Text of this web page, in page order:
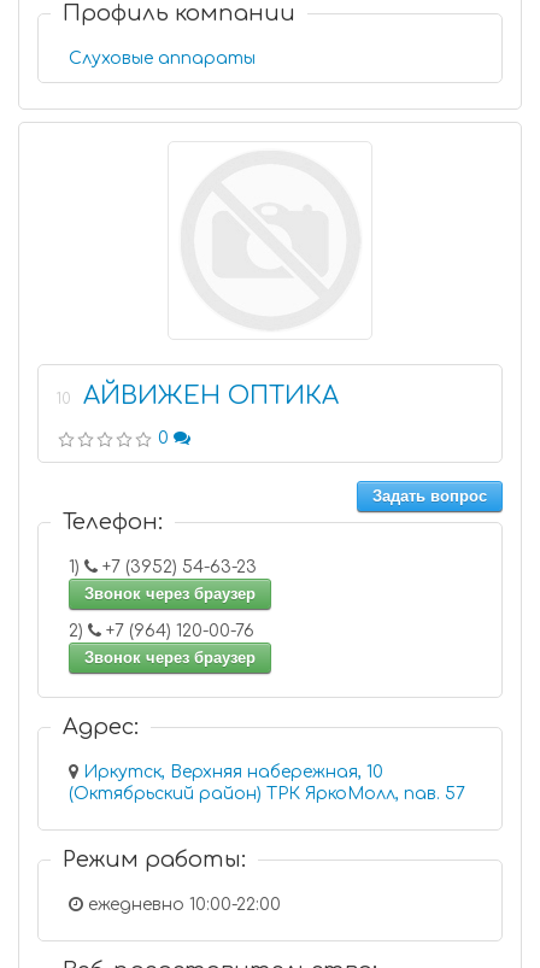
Профиль компании
Слуховые аппараты
10 АЙВИЖЕН ОПТИКА
0
Задать вопрос
Телефон:
1)
+7 (3952) 54-63-23
Звонок через браузер
2)
+7 (964) 120-00-76
Звонок через браузер
Адрес:
Иркутск, Верхняя набережная, 10
(Октябрьский район) ТРК ЯркоМолл, пав. 57
Режим работы:
ежедневно 10:00-22:00